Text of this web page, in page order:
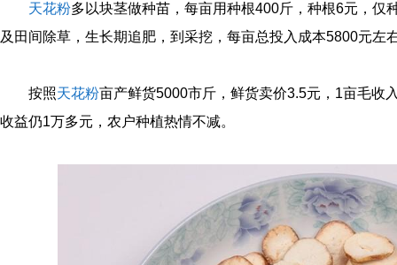
天花粉多以块茎做种苗，每亩用种根400斤，种根6元，仅
及田间除草，生长期追肥，到采挖，每亩总投入成本5800元左
按照天花粉亩产鲜货5000市斤，鲜货卖价3.5元，1亩毛收
收益仍1万多元，农户种植热情不减。